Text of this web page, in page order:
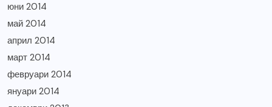
юни 2014
май 2014
април 2014
март 2014
февруари 2014
януари 2014